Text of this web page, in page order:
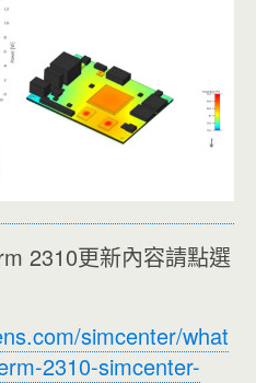
2310更新內容請點選
simcenter/what
2310-simcenter-